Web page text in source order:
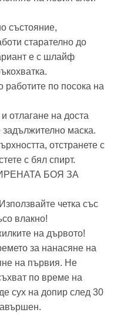
състояние,
старателно до
е с шлайф
работите по посока на
отлагане на доста
задължително маска.
отстранете с
с бял спирт.
БОЯ ЗА
четка със
влакно!
на дървото!
за нанасяне на
на първия. Не
по време на
сух на допир след 30